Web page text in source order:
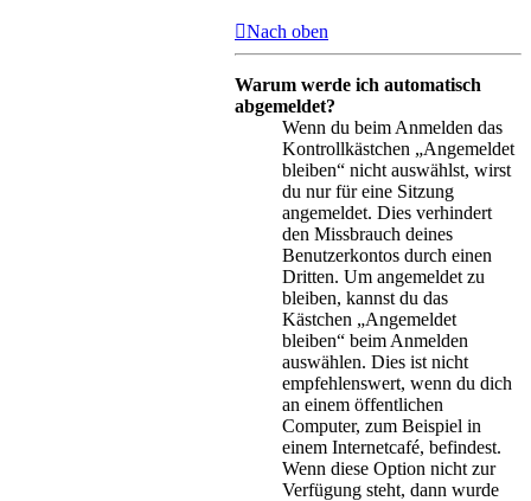
Nach oben
Warum werde ich automatisch
abgemeldet?
Wenn du beim Anmelden das
Kontrollkästchen „Angemeldet
bleiben“ nicht auswählst, wirst
du nur für eine Sitzung
angemeldet. Dies verhindert
den Missbrauch deines
Benutzerkontos durch einen
Dritten. Um angemeldet zu
bleiben, kannst du das
Kästchen „Angemeldet
bleiben“ beim Anmelden
auswählen. Dies ist nicht
empfehlenswert, wenn du dich
an einem öffentlichen
Computer, zum Beispiel in
einem Internetcafé, befindest.
Wenn diese Option nicht zur
Verfügung steht, dann wurde